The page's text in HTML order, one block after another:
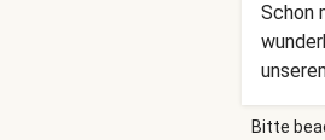
Schon
Bitte